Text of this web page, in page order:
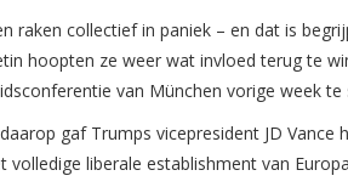
raken collectief in paniek – en dat is
hoopten ze weer wat invloed terug te
van München vorige week te
gaf Trumps vicepresident JD
volledige liberale establishment van